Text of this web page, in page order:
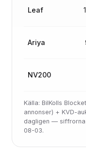
Leaf
Ariya
NV200
Källa: BilKolls
annonser) + KVD-
dagligen — siffrorna
08-03.